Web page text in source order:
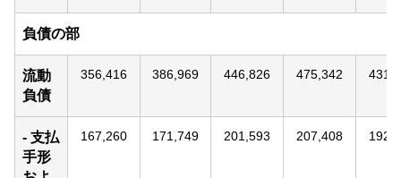
負債の部
流動
負債
356,416 386,969 446,826 475,342
- 支払
手形
167,260 171,749 201,593 207,408